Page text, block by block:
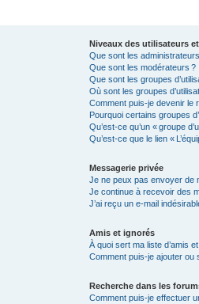
Niveaux des utilisateurs
Que sont les
Que sont les modérateurs ?
Que sont les groupes
Où sont les groupes
Comment puis-je devenir le
Pourquoi certains groupes
Qu’est-ce qu’un « groupe
Qu’est-ce que le lien «
Messagerie privée
Je ne peux pas envoyer de
Je continue à recevoir des
J’ai reçu un e-mail
Amis et ignorés
À quoi sert ma liste d’amis et
Comment puis-je ajouter ou
Recherche dans les
Comment puis-je effectuer